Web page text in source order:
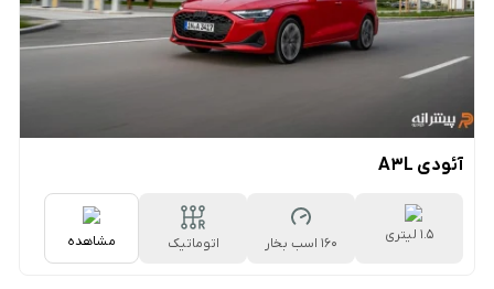
آئودی A3L
1.5 لیتری 160 اسب بخار
اتوماتیک
مشاهده